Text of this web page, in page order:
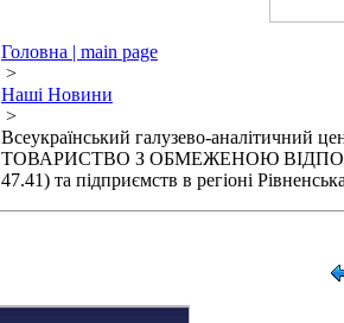
Головна | main page
>
Наші Новини
>
Всеукраїнський галузево-
ТОВАРИСТВО З ОБМЕЖЕНОЮ
47.41) та підприємств в регіоні